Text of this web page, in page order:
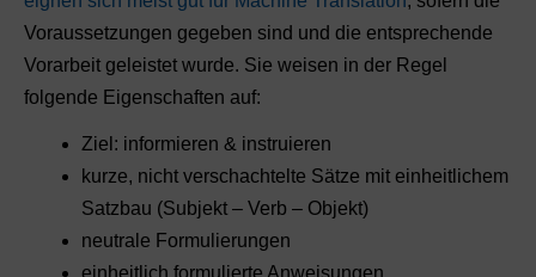
Voraussetzungen gegeben sind und die entsprechende
Vorarbeit geleistet wurde. Sie weisen in der Regel
folgende Eigenschaften auf:
Ziel: informieren & instruieren
kurze, nicht verschachtelte Sätze mit einheitlichem
Satzbau (Subjekt – Verb – Objekt)
neutrale Formulierungen
einheitlich formulierte Anweisungen